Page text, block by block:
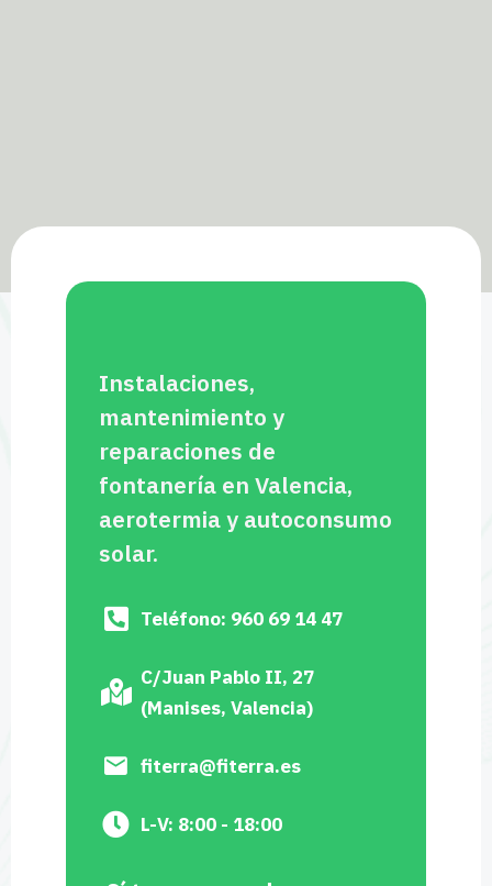
Instalaciones,
mantenimiento y
reparaciones de
fontanería en Valencia,
aerotermia y autoconsumo
solar.
Teléfono: 960 69 14 47
C/Juan Pablo II, 27
(Manises, Valencia)
fiterra@fiterra.es
L-V: 8:00 - 18:00